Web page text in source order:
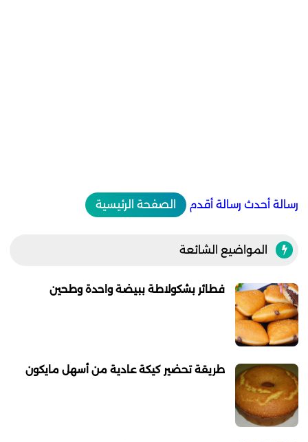
رسالة أحدث رسالة أقدم الصفحة الرئيسية
المواضيع الشائعة
فطائر بشكولاطة ببيضة واحدة وطحين
طريقة تحضير كيكة عادية من أسهل مايكون